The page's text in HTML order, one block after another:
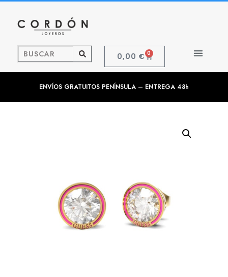
0,00 € 0
ENVÍOS GRATUITOS PENÍNSULA – ENTREGA 48h